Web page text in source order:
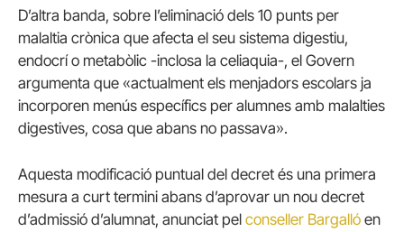
D’altra banda, sobre l’eliminació dels 10 punts per
malaltia crònica que afecta el seu sistema digestiu,
endocrí o metabòlic -inclosa la celiaquia-, el Govern
argumenta que «actualment els menjadors escolars ja
incorporen menús específics per alumnes amb malalties
digestives, cosa que abans no passava».
Aquesta modificació puntual del decret és una primera
mesura a curt termini abans d’aprovar un nou decret
d’admissió d’alumnat, anunciat pel conseller Bargalló en